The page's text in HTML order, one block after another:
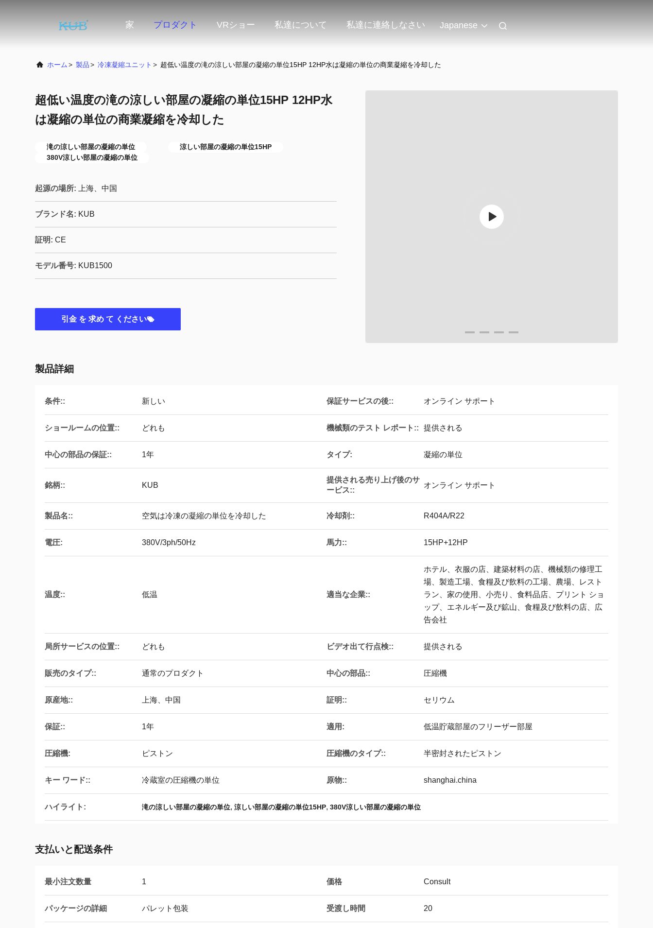
家 プロダクト VRショー 私達について 私達に連絡しなさい Japanese
ホーム > 製品> 冷凍凝縮ユニット > 超低い温度の滝の涼しい部屋の凝縮の単位15HP 12HP水は凝縮の単位の商業凝縮を冷却した
超低い温度の滝の涼しい部屋の凝縮の単位15HP 12HP水
は凝縮の単位の商業凝縮を冷却した
滝の涼しい部屋の凝縮の単位
涼しい部屋の凝縮の単位15HP
380V涼しい部屋の凝縮の単位
起源の場所: 上海、中国
ブランド名: KUB
証明: CE
モデル番号: KUB1500
引金 を 求め て ください
製品詳細
条件:: 新しい 保証サービスの後:: オンライン サポート
ショールームの位置:: どれも 機械類のテスト レポート:: 提供される
中心の部品の保証:: 1年 タイプ: 凝縮の単位
銘柄:: KUB
提供される売り上げ後のサ
ービス::
オンライン サポート
製品名:: 空気は冷凍の凝縮の単位を冷却した 冷却剤:: R404A/R22
電圧: 380V/3ph/50Hz 馬力:: 15HP+12HP
温度:: 低温 適当な企業::
ホテル、衣服の店、建築材料の店、機械類の修理工
場、製造工場、食糧及び飲料の工場、農場、レスト
ラン、家の使用、小売り、食料品店、プリント ショ
ップ、エネルギー及び鉱山、食糧及び飲料の店、広
告会社
局所サービスの位置:: どれも ビデオ出て行点検:: 提供される
販売のタイプ:: 通常のプロダクト 中心の部品:: 圧縮機
原産地:: 上海、中国 証明:: セリウム
保証:: 1年 適用: 低温貯蔵部屋のフリーザー部屋
圧縮機: ピストン 圧縮機のタイプ:: 半密封されたピストン
キー ワード:: 冷蔵室の圧縮機の単位 原物:: shanghai.china
ハイライト: 滝の涼しい部屋の凝縮の単位, 涼しい部屋の凝縮の単位15HP, 380V涼しい部屋の凝縮の単位
支払いと配送条件
最小注文数量 1 価格 Consult
パッケージの詳細 パレット包装 受渡し時間 20